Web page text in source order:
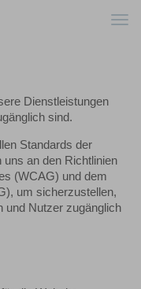
Dienstleistungen
sind.
Standards der
uns an den Richtlinien
(WCAG) und dem
um sicherzustellen,
und Nutzer zugänglich